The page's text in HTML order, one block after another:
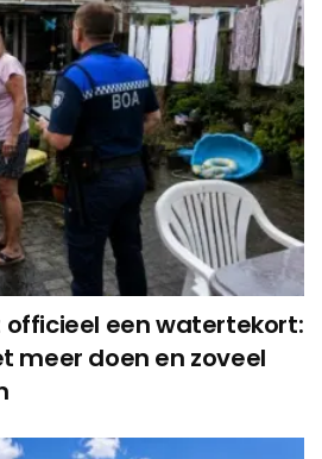
een watertekort:
meer doen en zoveel